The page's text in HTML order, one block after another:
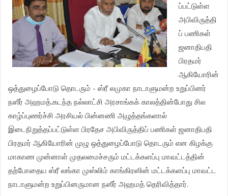
ப்பட்டுள்ள
அபிவிருத்தி
ப் பணிகள்
ஜனாதிபதி
பிரதமர்
ஆகியோரின்
ஒத்துழைப்போடு தொடரும் - ஸ்ரீ லமுகா நாடாளுமன்ற உறுப்பினர்
நஸீர் அஹமத்.கடந்த நல்லாட்சி அரசாங்கக் காலத்தின்போது சில
காழ்ப்புணர்ச்சி அரசியல் பின்னணி அழுத்தங்களால்
இடைநிறுத்தப்பட்டுள்ள பிரதேச அபிவிருத்திப் பணிகள் ஜனாதிபதி
பிரதமர் ஆகியோரின் முழு ஒத்துழைப்போடு தொடரும் என கிழக்கு
மாகாண முன்னாள் முதலமைச்சரும் மட்டக்களப்பு மாவட்டத்தின்
தற்போதைய ஸ்ரீ லங்கா முஸ்லிம் காங்கிரஸின் மட்டக்களப்பு மாவட்ட
நாடாளுமன்ற உறுப்பினருமான நஸீர் அஹமத் தெரிவித்தார்.